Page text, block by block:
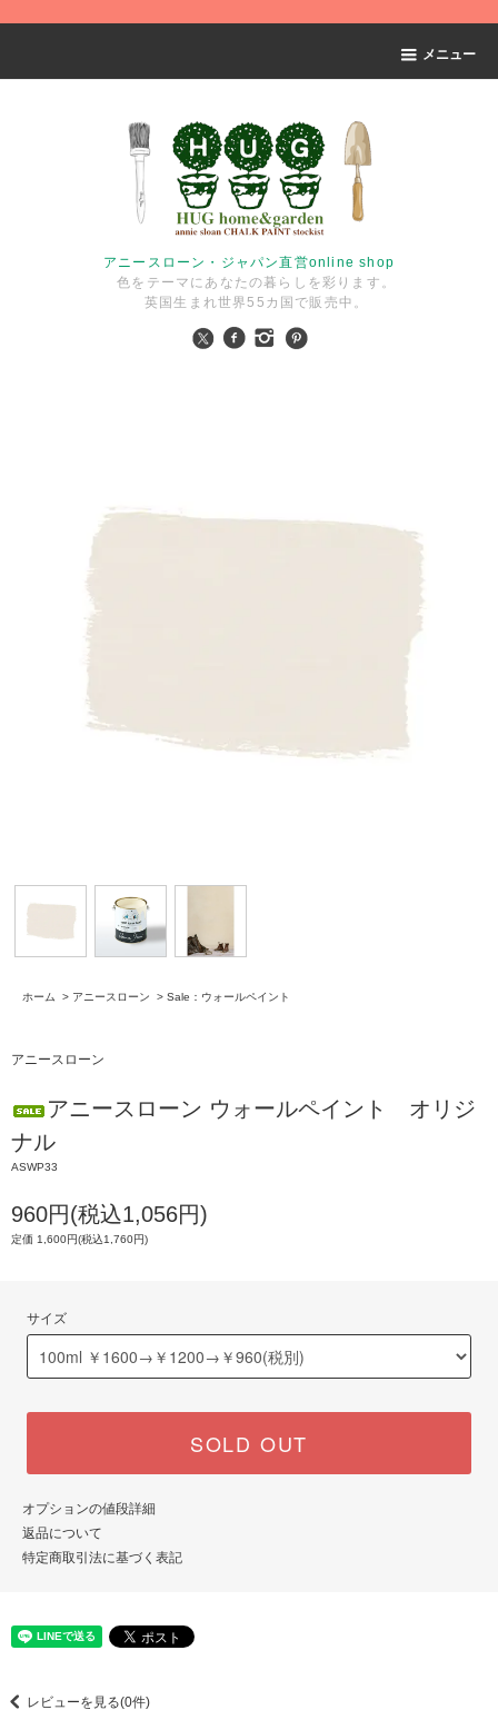
メニュー
アニースローン・ジャパン直営online shop
色をテーマにあなたの暮らしを彩ります。
英国生まれ世界55カ国で販売中。
ホーム > アニースローン > Sale：ウォールペイント
アニースローン
アニースローン ウォールペイント オリジ
ナル
ASWP33
960円(税込1,056円)
定価 1,600円(税込1,760円)
サイズ
SOLD OUT
オプションの値段詳細
返品について
特定商取引法に基づく表記
レビューを見る(0件)